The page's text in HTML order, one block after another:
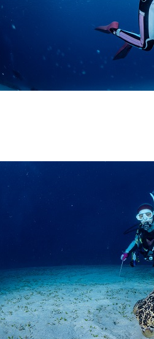
タル
加時に使用する器材やスーツのレ
通常のスノーケリングやスキンダ
船上からエントリーやエキジット
スクを理解し、傷害や損害につな